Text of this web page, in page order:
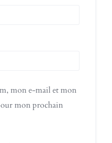
mon e-mail et mon
mon prochain